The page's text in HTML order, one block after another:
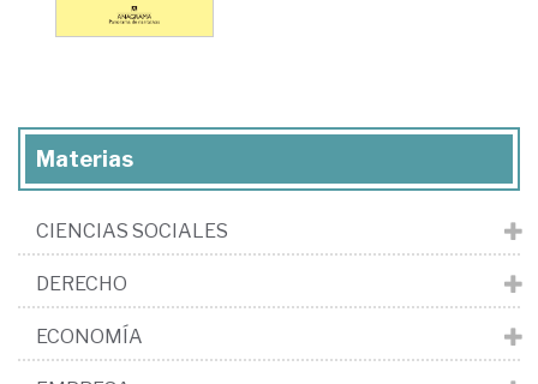
Materias
CIENCIAS SOCIALES
DERECHO
ECONOMÍA